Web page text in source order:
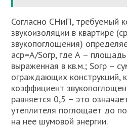
Согласно СНиП, требуемый
звукоизоляции в квартире
звукопоглощения)
аcр=А/Sогр, где А –
выраженная в кв.м.; Sогр –
ограждающих конструкций,
коэффициент
равняется 0,5 – это
утеплителя поглощает до
на нее шумовой энергии.